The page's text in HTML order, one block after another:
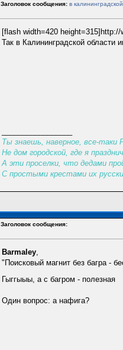
Заголовок сообщения: в
[flash width=420
Так в Калининградской области
Ты знаешь, наверное, все-таки
Не дом городской, где я
А эти проселки, что дедами
С простыми крестами их
Заголовок сообщения:
Barmaley,
"Поисковый магнит без багра -
Гыггыыы, а с багром - полезная
Один вопрос: а нафига?